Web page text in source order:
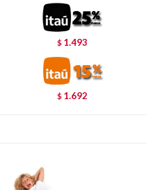
$ 1.493
$ 1.692